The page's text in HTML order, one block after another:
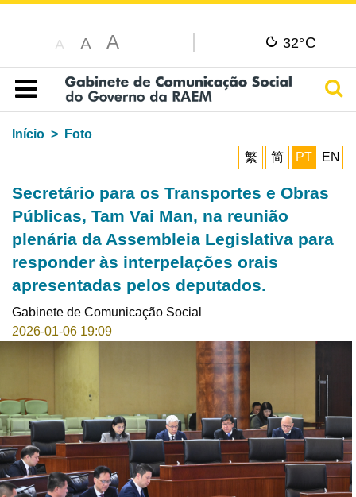
A A A 32°C
Índice
Início
Foto
繁
简 PT EN
Secretário para os Transportes e Obras
Públicas, Tam Vai Man, na reunião
plenária da Assembleia Legislativa para
responder às interpelações orais
apresentadas pelos deputados.
Gabinete de Comunicação Social
2026-01-06 19:09